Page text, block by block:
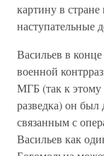
картину в
наступательные
Васильев в
военной
МГБ (так к этому
разведка) он был
связанным с
Васильев как